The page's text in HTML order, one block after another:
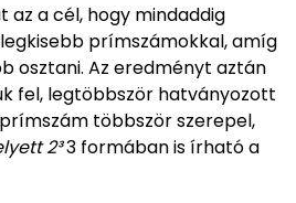
a cél, hogy mindaddig
prímszámokkal, amíg
osztani. Az eredményt aztán
fel, legtöbbször hatványozott
többször szerepel,
2³3 formában is írható a